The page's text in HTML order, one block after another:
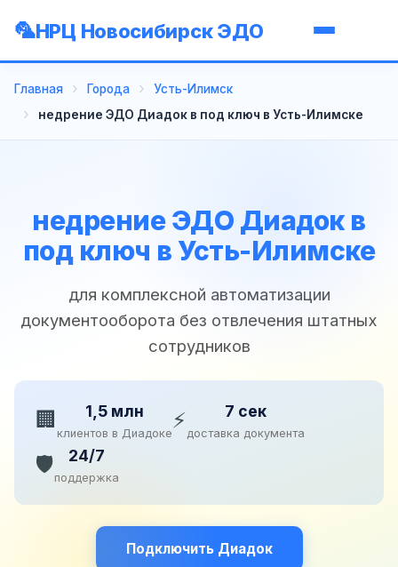
НРЦ Новосибирск ЭДО
Главная Города
Усть-Илимск
недрение ЭДО Диадок в под ключ в Усть-Илимске
недрение ЭДО Диадок в
под ключ в Усть-Илимске
для комплексной автоматизации
документооборота без отвлечения штатных
сотрудников
🏢 1,5 млн
клиентов в Диадоке⚡ 7 сек
доставка документа
🛡️ 24/7
поддержка
Подключить Диадок